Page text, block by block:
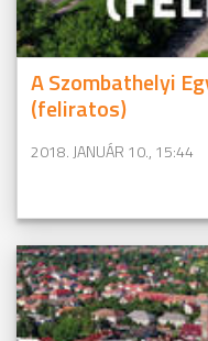
A Szombathelyi
(feliratos)
2018. JANUÁR 10., 15:44